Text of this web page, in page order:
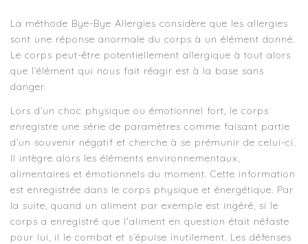
La méthode Bye-Bye Allergies considère que les allergies
sont une réponse anormale du corps à un élément donné.
Le corps peut-être potentiellement allergique à tout alors
que l’élément qui nous fait réagir est à la base sans
danger.
Lors d’un choc physique ou émotionnel fort, le corps
enregistre une série de paramètres comme faisant partie
d’un souvenir négatif et cherche à se prémunir de celui-ci.
Il intègre alors les éléments environnementaux,
alimentaires et émotionnels du moment. Cette information
est enregistrée dans le corps physique et énergétique. Par
la suite, quand un aliment par exemple est ingéré, si le
corps a enregistré que l'aliment en question était néfaste
pour lui, il le combat et s’épuise inutilement. Les défenses